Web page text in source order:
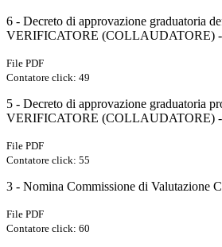
6 - Decreto di approvazione graduatoria
VERIFICATORE (COLLAUDATORE) -
File PDF
Contatore click: 49
5 - Decreto di approvazione graduatoria
VERIFICATORE (COLLAUDATORE)
File PDF
Contatore click: 55
3 - Nomina Commissione di Valutazione
File PDF
Contatore click: 60